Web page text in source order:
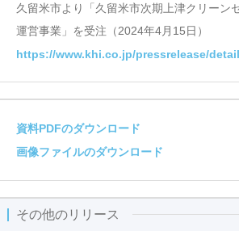
久留米市より「久留米市次期上津クリーン
運営事業」を受注（2024年4月15日）
https://www.khi.co.jp/pressrelease/
資料PDFのダウンロード
画像ファイルのダウンロード
その他のリリース